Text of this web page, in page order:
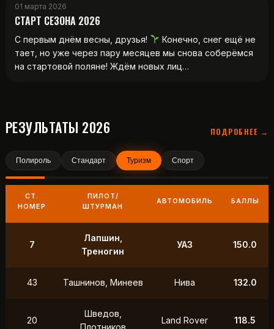
01 марта 2026
СТАРТ СЕЗОНА 2026
С первым днём весны, друзья!
Конечно, снег ещё не
тает, но уже через пару месяцев мы снова соберёмся
на стартовой поляне! Ждём новых лиц…
РЕЗУЛЬТАТЫ 2026 ПОДРОБНЕЕ →
Полироль Стандарт Туризм Спорт
СТ.
НОМЕР
ПИЛОТ/
ШТУРМАН
АВТОМОБИЛЬ БАЛЛЫ
7
Лапшин,
Треногин
УАЗ 150.0
43 Ташнинов, Минеев Нива 132.0
20
Шведов,
Плотников
Land Rover 118.5